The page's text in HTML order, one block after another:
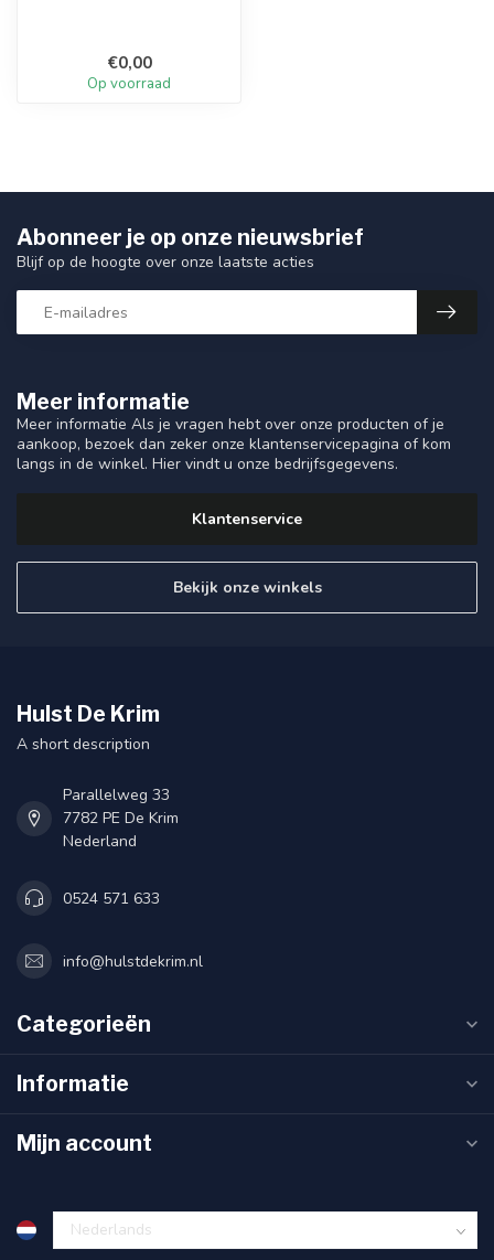
€0,00
Op voorraad
Meer informatie
Meer informatie Als je vragen hebt over onze producten of je
aankoop, bezoek dan zeker onze klantenservicepagina of kom
langs in de winkel. Hier vindt u onze bedrijfsgegevens.
Klantenservice
Bekijk onze winkels
Abonneer je op onze nieuwsbrief
Blijf op de hoogte over onze laatste acties
Hulst De Krim
A short description
Parallelweg 33
7782 PE De Krim
Nederland
0524 571 633
info@hulstdekrim.nl
Categorieën
Informatie
Mijn account